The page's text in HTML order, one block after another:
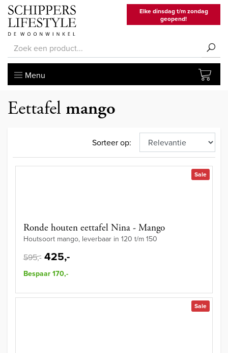
Elke dinsdag t/m zondag
geopend!
Menu
Eettafel mango
Sorteer op:
Sale
Ronde houten eettafel Nina - Mango
Houtsoort mango, leverbaar in 120 t/m 150
595,- 425,-
Bespaar 170,-
Sale